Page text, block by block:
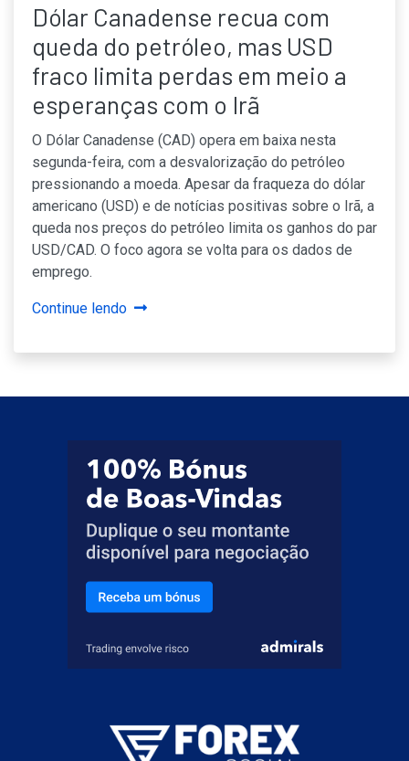
Dólar Canadense recua com
queda do petróleo, mas USD
fraco limita perdas em meio a
esperanças com o Irã
O Dólar Canadense (CAD) opera em baixa nesta
segunda-feira, com a desvalorização do petróleo
pressionando a moeda. Apesar da fraqueza do dólar
americano (USD) e de notícias positivas sobre o Irã, a
queda nos preços do petróleo limita os ganhos do par
USD/CAD. O foco agora se volta para os dados de
emprego.
Continue lendo